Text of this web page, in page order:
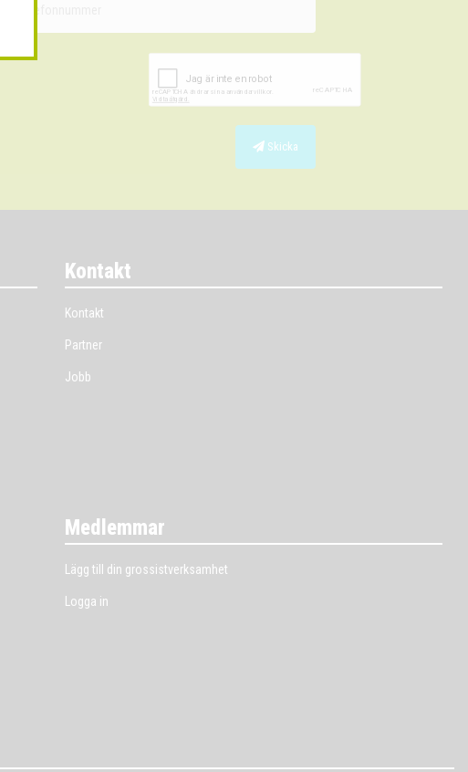
Skicka
Kontakt
Kontakt
Partner
Jobb
Medlemmar
Lägg till din grossistverksamhet
Logga in